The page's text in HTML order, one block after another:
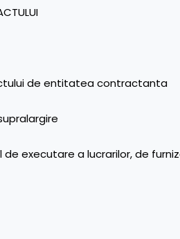
de entitatea contractanta
de executare a lucrarilor, de